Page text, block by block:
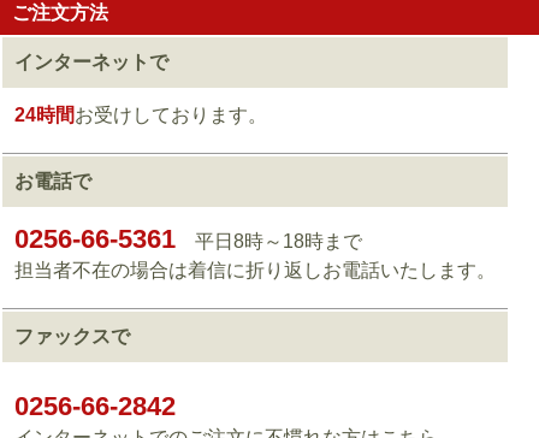
ご注文方法
インターネットで
24時間お受けしております。
お電話で
0256-66-5361 平日8時～18時まで
担当者不在の場合は着信に折り返しお電話いたします。
ファックスで
0256-66-2842